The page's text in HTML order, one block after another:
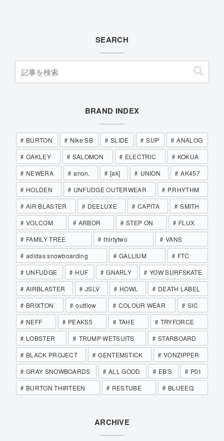
SEARCH
BRAND INDEX
BURTON Nike SB SLIDE SUP
ANALOG
OAKLEY
SALOMON ELECTRIC
KOKUA
NEWERA
anon. [ak] UNION
AK457
HOLDEN
UNFUDGE OUTERWEAR
P.RHYTHM
AIR BLASTER
DEELUXE CAPITA
SMITH
VOLCOM
ARBOR STEP ON
FLUX
FAMILY TREE
thirtytwo
VANS
adidas snowboarding
GALLIUM
FTC
UNFUDGE
HUF GNARLY
YOW SURFSKATE
AIRBLASTER
JSLV HOWL
DEATH LABEL
BRIXTON
outflow COLOUR WEAR
SIC
NEFF
PEAKS5 TAHE
TRYFORCE
LOBSTER
TRUMP WETSUITS
STARBOARD
BLACK PROJECT
GENTEMSTICK
VONZIPPER
GRAY SNOWBOARDS
ALL GOOD EB'S
P01
BURTON THIRTEEN
RESTUBE BLUEEQ
ARCHIVE